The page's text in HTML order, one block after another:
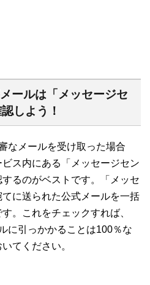
ールは「メッセージセ
しよう！
なメールを受け取った場合
ス内にある「メッセージセン
るのがベストです。「メッセ
に送られた公式メールを一括
。これをチェックすれば、
に引っかかることは100％な
てください。